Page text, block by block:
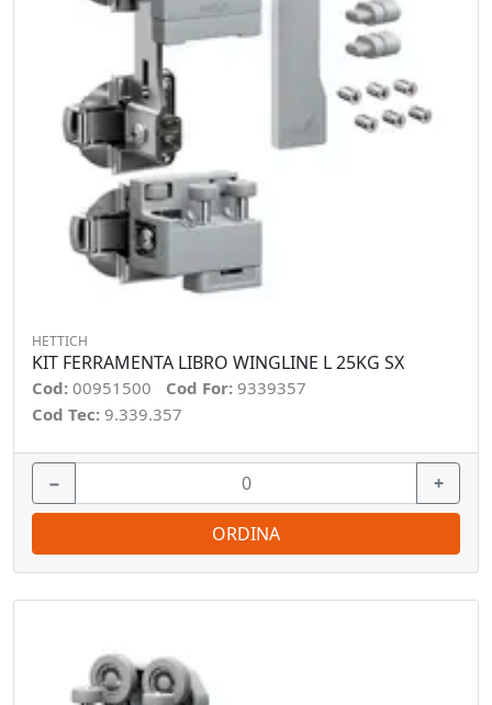
HETTICH
KIT FERRAMENTA LIBRO WINGLINE L 25KG SX
Cod: 00951500 Cod For: 9339357
Cod Tec: 9.339.357
− +
ORDINA